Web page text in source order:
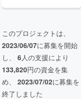
このプロジェクトは、
2023/06/07に募集を開始
し、 6人の支援により
133,820円の資金を集
め、 2023/07/02に募集を
終了しました